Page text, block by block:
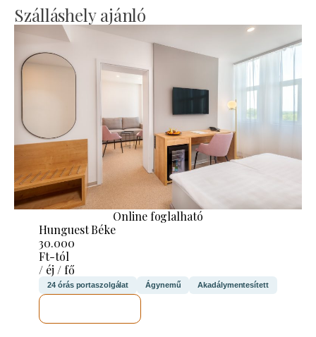
Szálláshely ajánló
Online foglalható
Hunguest Béke
30.000
Ft-tól
/ éj / fő
24 órás portaszolgálat Ágynemű Akadálymentesített